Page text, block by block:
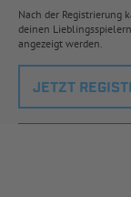
Nach der Registrierung
deinen
angezeigt werden.
JETZT